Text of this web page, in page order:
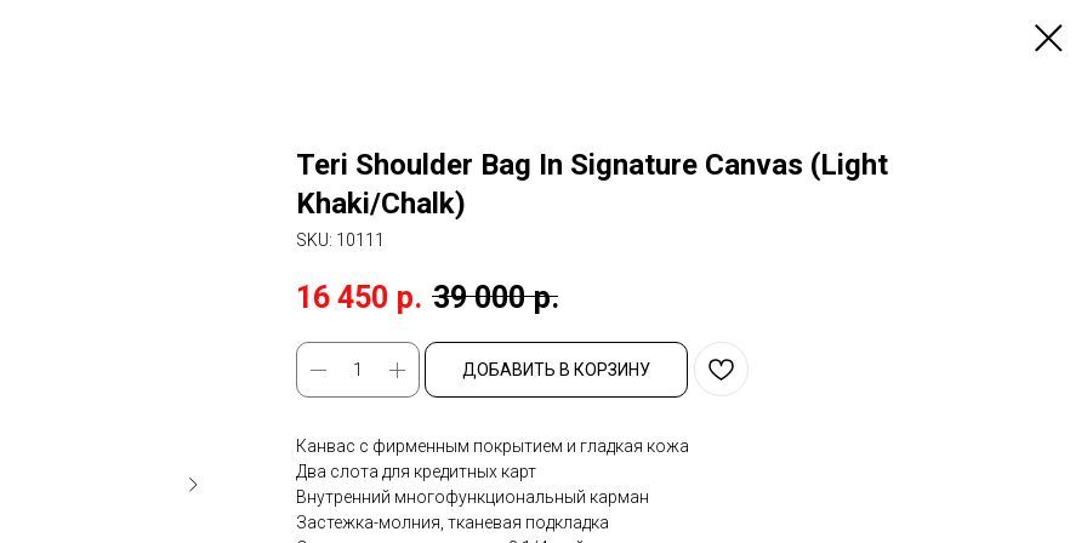
Teri Shoulder Bag In Signature Canvas (Light
Khaki/Chalk)
SKU: 10111
16 450 р. 39 000 р.
ДОБАВИТЬ В КОРЗИНУ
Канвас с фирменным покрытием и гладкая кожа
Два слота для кредитных карт
Внутренний многофункциональный карман
Застежка-молния, тканевая подкладка